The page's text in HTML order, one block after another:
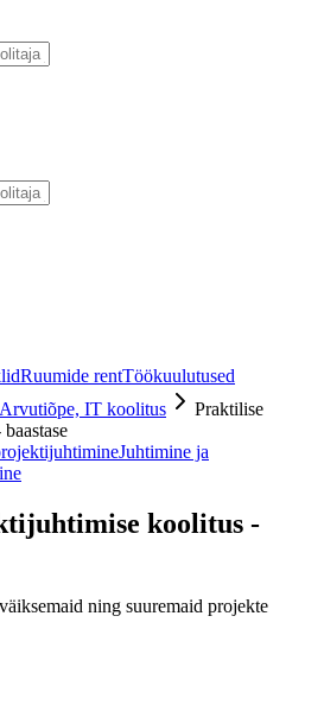
Ruumide rentTöökuulutused
Arvutiõpe, IT koolitus
Praktilise
Juhtimine ja
koolitus -
ning suuremaid projekte